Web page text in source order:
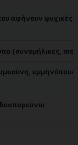
αφήνουν ψυχικές
(συνομήλικες,